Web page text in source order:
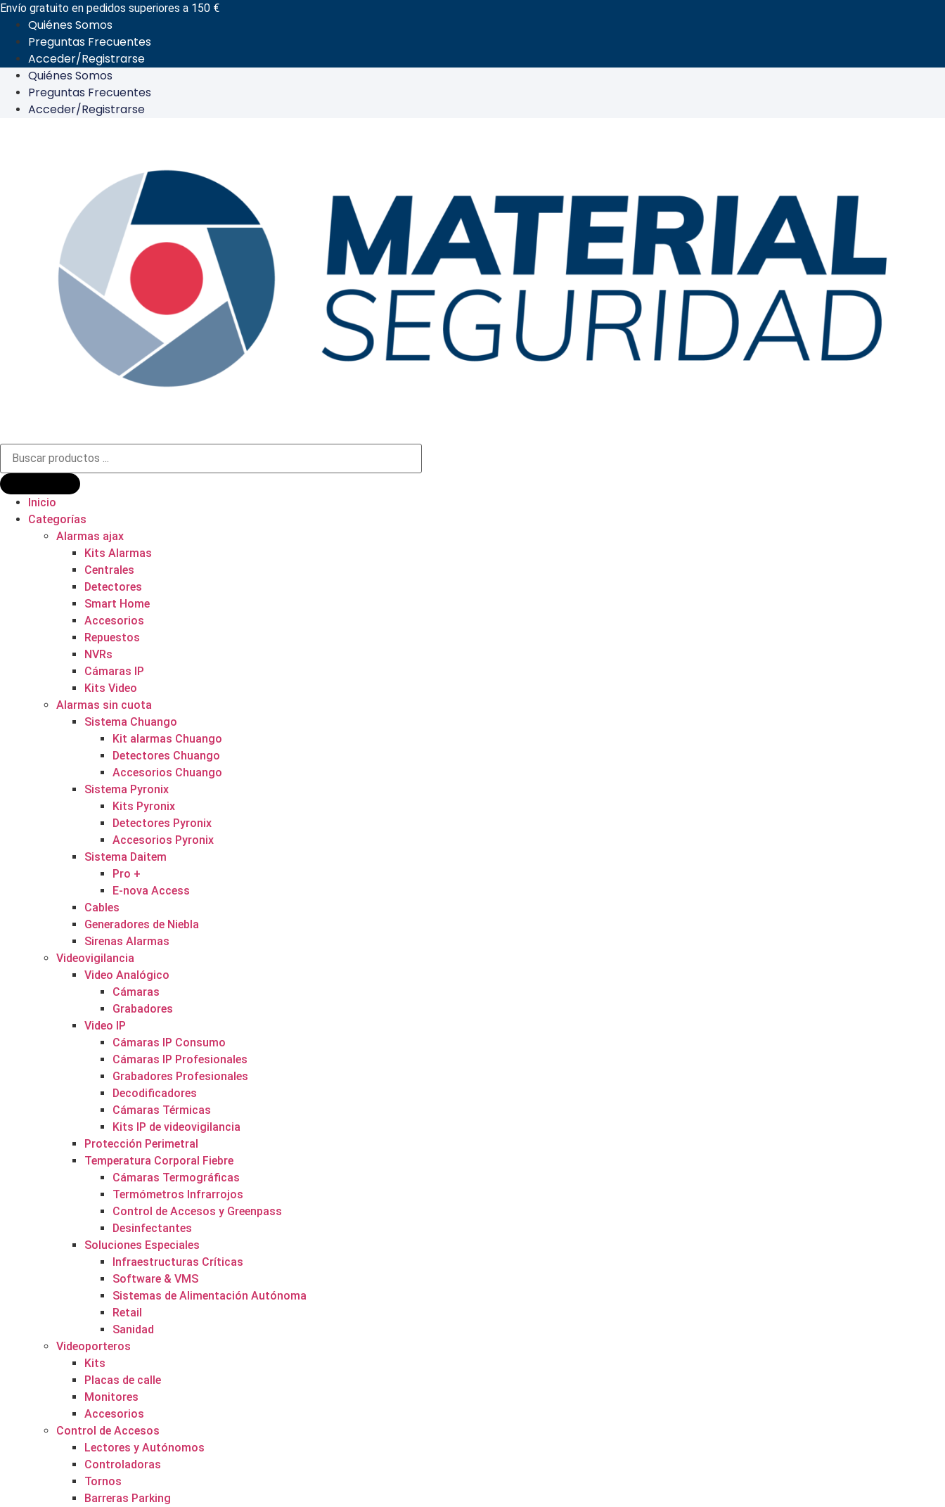
Ir
contenido
Envío gratuito en pedidos superiores a 150 €
Quiénes Somos
Preguntas Frecuentes
Acceder/Registrarse
Quiénes Somos
Preguntas Frecuentes
Acceder/Registrarse
Búsqueda
productos
Inicio
Categorías
Alarmas ajax
Kits Alarmas
Centrales
Detectores
Smart Home
Accesorios
Repuestos
NVRs
Cámaras IP
Kits Video
Alarmas sin cuota
Sistema Chuango
Kit alarmas Chuango
Detectores Chuango
Accesorios Chuango
Sistema Pyronix
Kits Pyronix
Detectores Pyronix
Accesorios Pyronix
Sistema Daitem
Pro +
E-nova Access
Cables
Generadores de Niebla
Sirenas Alarmas
Videovigilancia
Video Analógico
Cámaras
Grabadores
Video IP
Cámaras IP Consumo
Cámaras IP Profesionales
Grabadores Profesionales
Decodificadores
Cámaras Térmicas
Kits IP de videovigilancia
Protección Perimetral
Temperatura Corporal Fiebre
Cámaras Termográficas
Termómetros Infrarrojos
Control de Accesos y Greenpass
Desinfectantes
Soluciones Especiales
Infraestructuras Críticas
Software & VMS
Sistemas de Alimentación Autónoma
Retail
Sanidad
Videoporteros
Kits
Placas de calle
Monitores
Accesorios
Control de Accesos
Lectores y Autónomos
Controladoras
Tornos
Barreras Parking